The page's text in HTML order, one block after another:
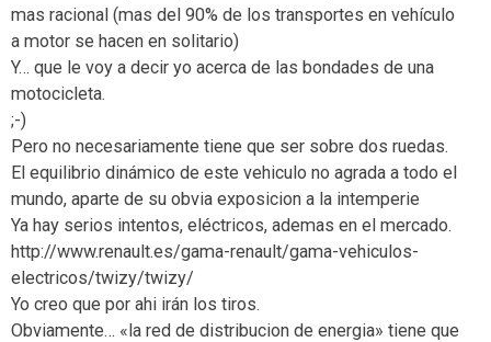
mas racional (mas del 90% de los transportes en vehículo
a motor se hacen en solitario)
Y… que le voy a decir yo acerca de las bondades de una
motocicleta.
;-)
Pero no necesariamente tiene que ser sobre dos ruedas.
El equilibrio dinámico de este vehiculo no agrada a todo el
mundo, aparte de su obvia exposicion a la intemperie
Ya hay serios intentos, eléctricos, ademas en el mercado.
http://www.renault.es/gama-renault/gama-vehiculos-
electricos/twizy/twizy/
Yo creo que por ahi irán los tiros.
Obviamente… «la red de distribucion de energia» tiene que